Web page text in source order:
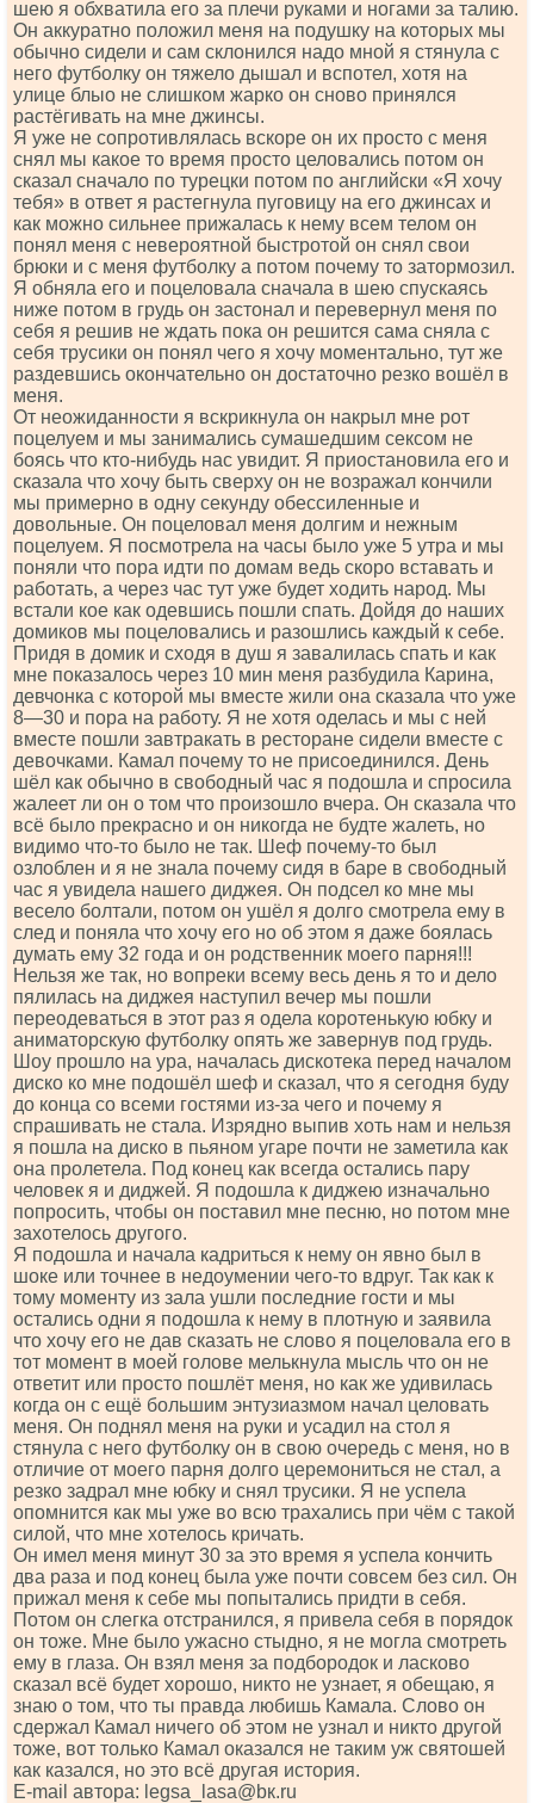
шею я обхватила его за плечи руками и ногами за талию.
Он аккуратно положил меня на подушку на которых мы
обычно сидели и сам склонился надо мной я стянула с
него футболку он тяжело дышал и вспотел, хотя на
улице блыо не слишком жарко он сново принялся
растёгивать на мне джинсы.
Я уже не сопротивлялась вскоре он их просто с меня
снял мы какое то время просто целовались потом он
сказал сначало по турецки потом по английски «Я хочу
тебя» в ответ я растегнула пуговицу на его джинсах и
как можно сильнее прижалась к нему всем телом он
понял меня с невероятной быстротой он снял свои
брюки и с меня футболку а потом почему то затормозил.
Я обняла его и поцеловала сначала в шею спускаясь
ниже потом в грудь он застонал и перевернул меня по
себя я решив не ждать пока он решится сама сняла с
себя трусики он понял чего я хочу моментально, тут же
раздевшись окончательно он достаточно резко вошёл в
меня.
От неожиданности я вскрикнула он накрыл мне рот
поцелуем и мы занимались сумашедшим сексом не
боясь что кто-нибудь нас увидит. Я приостановила его и
сказала что хочу быть сверху он не возражал кончили
мы примерно в одну секунду обессиленные и
довольные. Он поцеловал меня долгим и нежным
поцелуем. Я посмотрела на часы было уже 5 утра и мы
поняли что пора идти по домам ведь скоро вставать и
работать, а через час тут уже будет ходить народ. Мы
встали кое как одевшись пошли спать. Дойдя до наших
домиков мы поцеловались и разошлись каждый к себе.
Придя в домик и сходя в душ я завалилась спать и как
мне показалось через 10 мин меня разбудила Карина,
девчонка с которой мы вместе жили она сказала что уже
8—30 и пора на работу. Я не хотя оделась и мы с ней
вместе пошли завтракать в ресторане сидели вместе с
девочками. Камал почему то не присоединился. День
шёл как обычно в свободный час я подошла и спросила
жалеет ли он о том что произошло вчера. Он сказала что
всё было прекрасно и он никогда не будте жалеть, но
видимо что-то было не так. Шеф почему-то был
озлоблен и я не знала почему сидя в баре в свободный
час я увидела нашего диджея. Он подсел ко мне мы
весело болтали, потом он ушёл я долго смотрела ему в
след и поняла что хочу его но об этом я даже боялась
думать ему 32 года и он родственник моего парня!!!
Нельзя же так, но вопреки всему весь день я то и дело
пялилась на диджея наступил вечер мы пошли
переодеваться в этот раз я одела коротенькую юбку и
аниматорскую футболку опять же завернув под грудь.
Шоу прошло на ура, началась дискотека перед началом
диско ко мне подошёл шеф и сказал, что я сегодня буду
до конца со всеми гостями из-за чего и почему я
спрашивать не стала. Изрядно выпив хоть нам и нельзя
я пошла на диско в пьяном угаре почти не заметила как
она пролетела. Под конец как всегда остались пару
человек я и диджей. Я подошла к диджею изначально
попросить, чтобы он поставил мне песню, но потом мне
захотелось другого.
Я подошла и начала кадриться к нему он явно был в
шоке или точнее в недоумении чего-то вдруг. Так как к
тому моменту из зала ушли последние гости и мы
остались одни я подошла к нему в плотную и заявила
что хочу его не дав сказать не слово я поцеловала его в
тот момент в моей голове мелькнула мысль что он не
ответит или просто пошлёт меня, но как же удивилась
когда он с ещё большим энтузиазмом начал целовать
меня. Он поднял меня на руки и усадил на стол я
стянула с него футболку он в свою очередь с меня, но в
отличие от моего парня долго церемониться не стал, а
резко задрал мне юбку и снял трусики. Я не успела
опомнится как мы уже во всю трахались при чём с такой
силой, что мне хотелось кричать.
Он имел меня минут 30 за это время я успела кончить
два раза и под конец была уже почти совсем без сил. Он
прижал меня к себе мы попытались придти в себя.
Потом он слегка отстранился, я привела себя в порядок
он тоже. Мне было ужасно стыдно, я не могла смотреть
ему в глаза. Он взял меня за подбородок и ласково
сказал всё будет хорошо, никто не узнает, я обещаю, я
знаю о том, что ты правда любишь Камала. Слово он
сдержал Камал ничего об этом не узнал и никто другой
тоже, вот только Камал оказался не таким уж святошей
как казался, но это всё другая история.
Е-mаil автора: lеgsа_lаsа@bк.ru